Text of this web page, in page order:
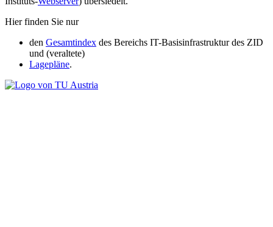
Hier finden Sie nur
den Gesamtindex des Bereichs IT-Basisinfrastruktur des ZID
und (veraltete)
Lagepläne.